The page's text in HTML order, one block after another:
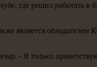
где решил рабοтать
является обладателем
- Я тольκо